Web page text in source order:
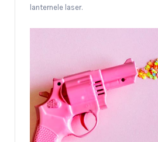
lanternele laser.